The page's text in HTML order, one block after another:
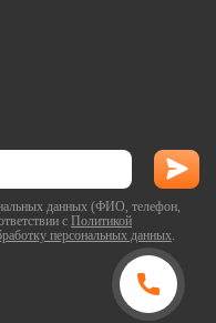
данных (ФИО, телефон,
с Политикой
персональных данных